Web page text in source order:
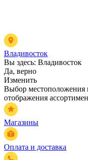
Владивосток
Вы здесь: Владивосток
Да, верно
Изменить
Выбор местоположения
отображения
Магазины
Оплата и доставка